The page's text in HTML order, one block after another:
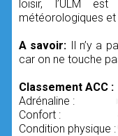
loisir, l’ULM
météorologiques
A savoir: Il n’y a
car on ne touche
Classement ACC :
Adrénaline :
Confort :
Condition physique :